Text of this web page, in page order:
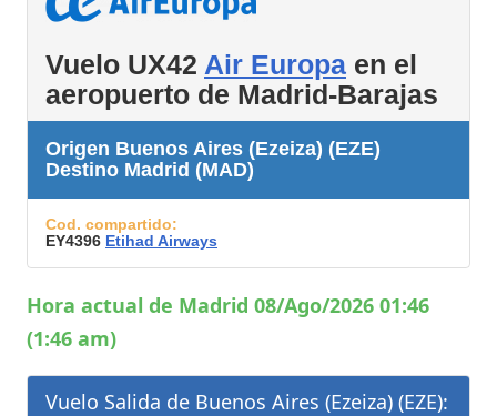
Vuelo UX42 Air Europa en el
aeropuerto de Madrid-Barajas
Origen Buenos Aires (Ezeiza) (EZE)
Destino Madrid (MAD)
Cod. compartido:
EY4396 Etihad Airways
Hora actual de Madrid 08/Ago/2026 01:46
(1:46 am)
Vuelo Salida de Buenos Aires (Ezeiza) (EZE):